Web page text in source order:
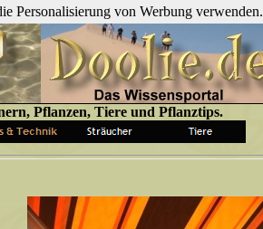
Pflanzen, Tiere und Pflanztips.
Personalisierung von Werbung verwenden.